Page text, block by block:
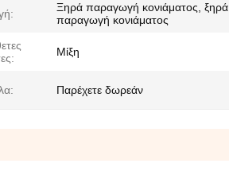
Ξηρά παραγωγή κονιάματος, ξηρά
παραγωγή κονιάματος
Μίξη
Παρέχετε δωρεάν